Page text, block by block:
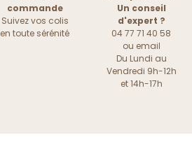
commande
Suivez vos colis
en toute sérénité
Un conseil
d'expert ?
04 77 71 40 58
ou email
Du Lundi au
Vendredi 9h-12h
et 14h-17h